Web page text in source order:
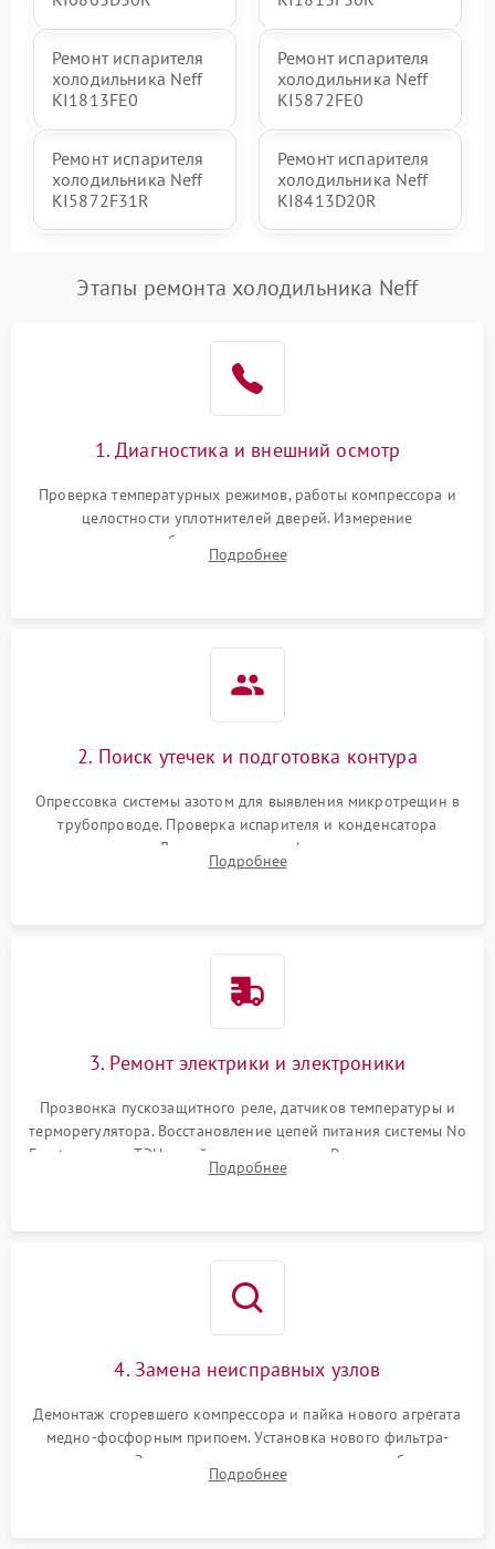
Ремонт испарителя
холодильника Neff
KI1813FE0
Ремонт испарителя
холодильника Neff
KI5872FE0
Ремонт испарителя
холодильника Neff
KI5872F31R
Ремонт испарителя
холодильника Neff
KI8413D20R
Этапы ремонта холодильника Neff
1. Диагностика и внешний осмотр
Проверка температурных режимов, работы компрессора и
целостности уплотнителей дверей. Измерение
сопротивления обмоток мотора, проверка термостата и
считывание кодов ошибок с электронного дисплея.
Подробнее
2. Поиск утечек и подготовка контура
Опрессовка системы азотом для выявления микротрещин в
трубопроводе. Проверка испарителя и конденсатора
течеискателем. Демонтаж старого фильтра-осушителя и
продувка капиллярной трубки для устранения засоров.
Подробнее
3. Ремонт электрики и электроники
Прозвонка пускозащитного реле, датчиков температуры и
терморегулятора. Восстановление цепей питания системы No
Frost, включая ТЭН оттайки и вентилятор. Ремонт или замена
платы управления при сбоях алгоритмов.
Подробнее
4. Замена неисправных узлов
Демонтаж сгоревшего компрессора и пайка нового агрегата
медно-фосфорным припоем. Установка нового фильтра-
осушителя. Замена изношенных вентиляторов обдува,
сломанных заслонок или поврежденных дверных петель.
Подробнее